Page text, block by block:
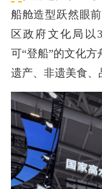
船舱造型跃然眼
区政府文化局以
可“登船”的文化
遗产、非遗美食、